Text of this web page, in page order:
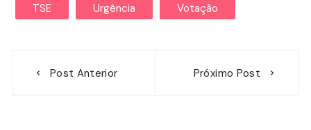
TSE Urgência Votação
Post Anterior Próximo Post